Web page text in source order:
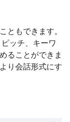
ともできます。
ッチ、キーワ
ることができま
り会話形式にす